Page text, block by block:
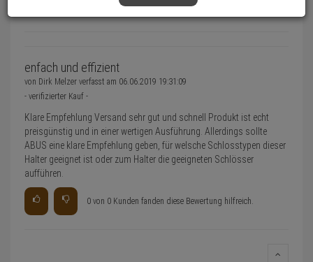
enfach und effizient
von Dirk Melzer verfasst am 06.06.2019 19:31:09
- verifizierter Kauf -
Klare Empfehlung Versand sehr gut und schnell Produkt ist echt
preisgünstig und in einer wertigen Ausführung. Allerdings sollte
ABUS eine klare Empfehlung geben, für welsche Schlosstypen dieser
Halter geeignet ist oder zum Halter die geeigneten Schlösser
aufführen.
0 von 0 Kunden fanden diese Bewertung hilfreich.